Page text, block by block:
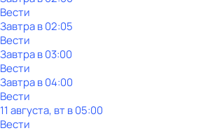
Вести
Завтра в 02:05
Вести
Завтра в 03:00
Вести
Завтра в 04:00
Вести
11 августа, вт в 05:00
Вести